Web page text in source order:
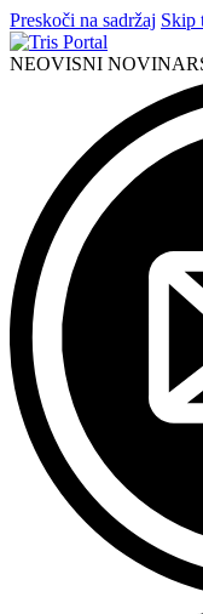
Preskoči na sadržaj Skip
NEOVISNI